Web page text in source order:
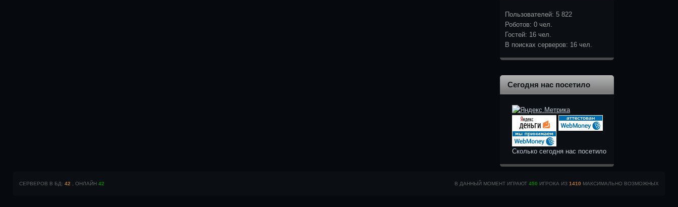
Пользователей: 5 822
Роботов: 0 чел.
Гостей: 16 чел.
В поисках серверов: 16 чел.
Сегодня нас посетило
Сколько сегодня нас посетило
СЕРВЕРОВ В БД: 42 , ОНЛАЙН 42 В ДАННЫЙ МОМЕНТ ИГРАЮТ 450 ИГРОКА ИЗ 1410 МАКСИМАЛЬНО ВОЗМОЖНЫХ